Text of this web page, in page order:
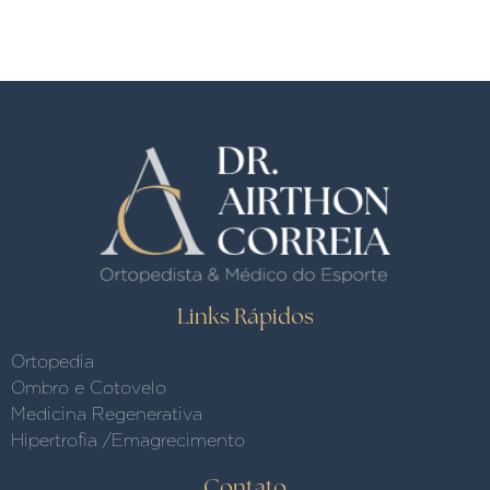
Links Rápidos
Ortopedia
Ombro e Cotovelo
Medicina Regenerativa
Hipertrofia /Emagrecimento